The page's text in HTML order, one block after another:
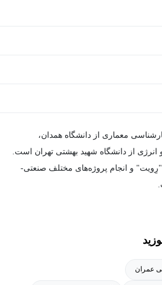
معماری از دانشگاه همدان،
از دانشگاه شهید بهشتی تهران است.
و انجام پروژه‌های مختلف صنعتی-
عمران